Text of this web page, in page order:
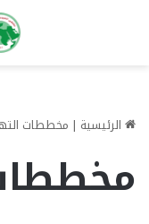
الرئيسية | مخططات